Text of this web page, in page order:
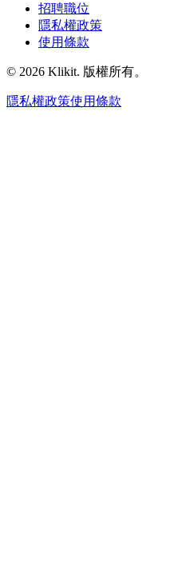
招聘職位
隱私權政策
使用條款
© 2026 Klikit. 版權所有。
隱私權政策使用條款